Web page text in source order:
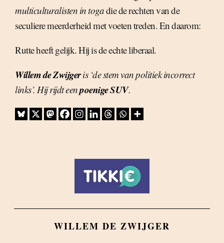
multiculturalisten in togadie de rechten van de
seculiere meerderheid met voeten treden. En daarom:
Rutte heeft gelijk. Hij is de echte liberaal.
Willem de Zwijgeris ‘de stem van politiek incorrect
links’. Hij rijdt eenpoenige SUV.
WILLEM DE ZWIJGER